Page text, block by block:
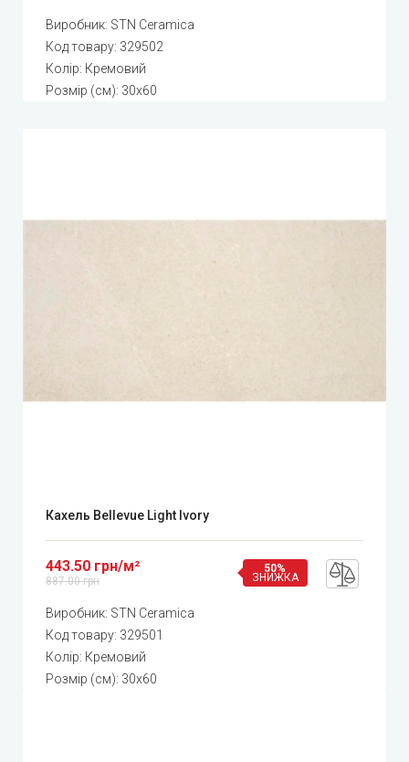
Виробник: STN Ceramica
Код товару: 329502
Колір: Кремовий
Розмір (см): 30x60
Кахель Bellevue Light Ivory
443.50 грн/м²
887.00 грн
50%
ЗНИЖКА
Виробник: STN Ceramica
Код товару: 329501
Колір: Кремовий
Розмір (см): 30x60